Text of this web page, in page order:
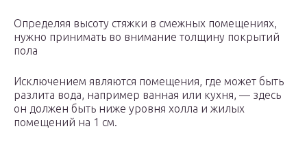
Определяя высоту стяжки в смежных помещениях,
нужно принимать во внимание толщину покрытий
пола
Исключением являются помещения, где может быть
разлита вода, например ванная или кухня, — здесь
он должен быть ниже уровня холла и жилых
помещений на 1 см.